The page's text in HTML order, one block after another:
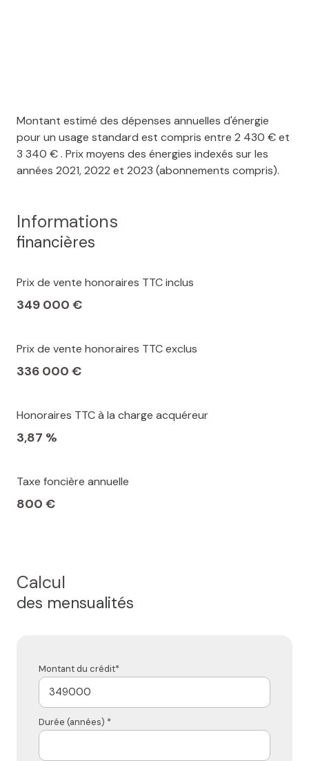
Montant estimé des dépenses annuelles d'énergie
pour un usage standard est compris entre 2 430 € et
3 340 € . Prix moyens des énergies indexés sur les
années 2021, 2022 et 2023 (abonnements compris).
Informations
financières
Prix de vente honoraires TTC inclus
349 000 €
Prix de vente honoraires TTC exclus
336 000 €
Honoraires TTC à la charge acquéreur
3,87 %
Taxe foncière annuelle
800 €
Calcul
des mensualités
Montant du crédit*
Durée (années) *